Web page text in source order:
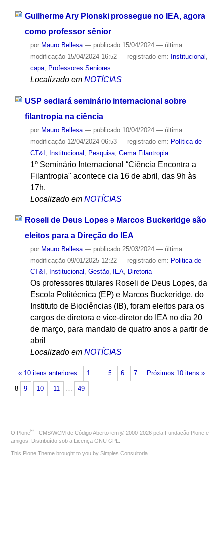
Guilherme Ary Plonski prossegue no IEA, agora
como professor sênior
por Mauro Bellesa — publicado15/04/2024 — última
modificação15/04/2024 16:52 — registrado em: Institucional
capa, Professores Seniores
Localizado em NOTÍCIAS
USP sediará seminário internacional sobre
filantropia na ciência
por Mauro Bellesa — publicado10/04/2024 — última
modificação12/04/2024 06:53 — registrado em: Política de
CT&I
Institucional Pesquisa, Gema Filantropia
1º Seminário Internacional “Ciência Encontra a
Filantropia" acontece dia 16 de abril, das 9h às
17h.
Localizado em NOTÍCIAS
Roseli de Deus Lopes e Marcos Buckeridge são
eleitos para a Direção do IEA
por Mauro Bellesa — publicado25/03/2024 — última
modificação09/01/2025 12:22 — registrado em: Politica de
CT&I , Institucional , Gestão, IEA, Diretoria
Os professores titulares Roseli de Deus Lopes, da
Escola Politécnica (EP) e Marcos Buckeridge, do
Instituto de Biociências (IB), foram eleitos para os
cargos de diretora e vice-diretor do IEA no dia 20
de março, para mandato de quatro anos a partir de
abril
Localizado em NOTÍCIAS
« 10 itens anteriores Próximos 10 itens »
1 … 5 6 7
8 9 10 11 … 49
O Plone® - CMS/WCM de Código Aberto tem © 2000-2026 pela Fundação Plone e
amigos. Distribuído sob a Licença GNU GPL
This Plone Theme brought to you by Simples Consultoria